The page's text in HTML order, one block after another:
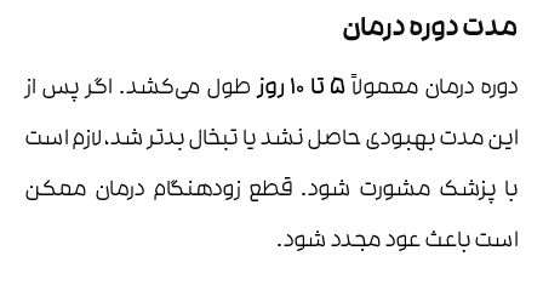
مدت دوره درمان
دوره‌ درمان معمولاً ۵ تا ۱۰ روزطول می‌کشد. اگر پس از
این مدت بهبودی حاصل نشد یا تبخال بدتر شد، لازم است
با پزشک مشورت شود. قطع زودهنگام درمان ممکن
است باعث عود مجدد شود.